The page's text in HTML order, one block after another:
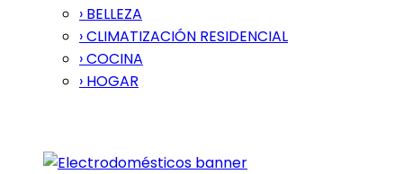
› BELLEZA
› CLIMATIZACIÓN RESIDENCIAL
› COCINA
› HOGAR